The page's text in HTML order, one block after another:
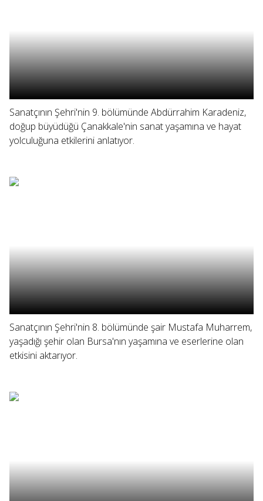
Sanatçının Şehri'nin 9. bölümünde Abdürrahim Karadeniz,
doğup büyüdüğü Çanakkale'nin sanat yaşamına ve hayat
yolculuğuna etkilerini anlatıyor.
Sanatçının Şehri'nin 8. bölümünde şair Mustafa Muharrem,
yaşadığı şehir olan Bursa'nın yaşamına ve eserlerine olan
etkisini aktarıyor.